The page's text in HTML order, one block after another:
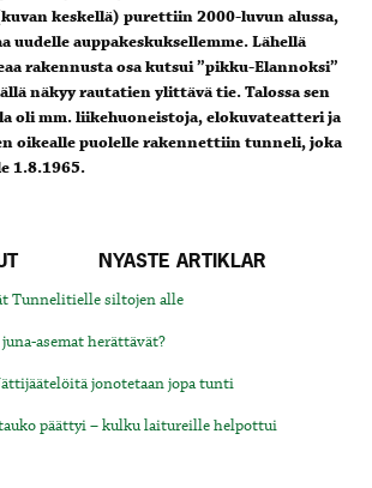
keskellä) purettiin 2000-luvun alussa,
uudelle auppakeskuksellemme. Lähellä
rakennusta osa kutsui ”pikku-Elannoksi”
näkyy rautatien ylittävä tie. Talossa sen
oli mm. liikehuoneistoja, elokuvateatteri ja
oikealle puolelle rakennettiin tunneli, joka
1.8.1965.
NYASTE ARTIKLAR
Tunnelitielle siltojen alle
asemat herättävät?
jonotetaan jopa tunti
päättyi – kulku laitureille helpottui